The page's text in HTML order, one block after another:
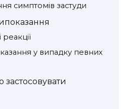
симптомів застуди
реакції
у випадку певних